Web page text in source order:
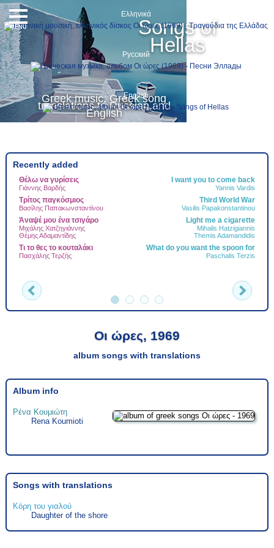
Songs of
Hellas
Greek music, Greek song
translations to Russian and
English
Ελληνικά
Русский
English
MENU
Recently added
Θέλω να γυρίσεις I want you to come back
Γιάννης Βαρδής Yannis Vardis
Τρίτος παγκόσμιος Third World War
Βασίλης Παπακωνσταντίνου Vasilis Papakonstantinou
Άναψέ μου ένα τσιγάρο Light me a cigarette
Μιχάλης Χατζηγιάννης
Mihalis Hatzigiannis
Θέμης Αδαμαντίδης
Themis Adamandidis
Τι το θες το κουταλάκι What do you want the spoon for
Πασχάλης Τερζής Paschalis Terzis
Οι ώρες, 1969
album songs with translations
Album info
Ρένα Κουμιώτη
Rena Koumioti
Songs with translations
Κόρη του γιαλού
Daughter of the shore